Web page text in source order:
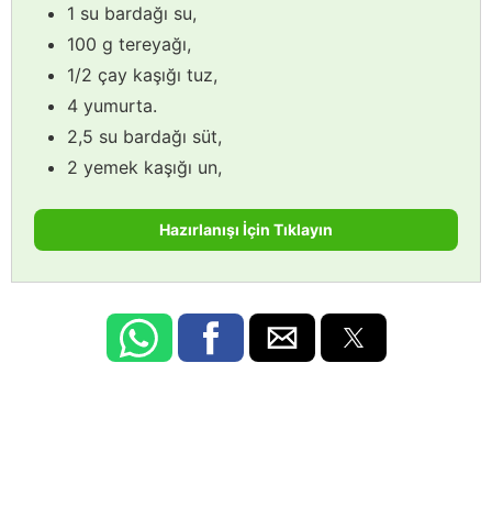
1 su bardağı su,
100 g tereyağı,
1/2 çay kaşığı tuz,
4 yumurta.
2,5 su bardağı süt,
2 yemek kaşığı un,
Hazırlanışı İçin Tıklayın